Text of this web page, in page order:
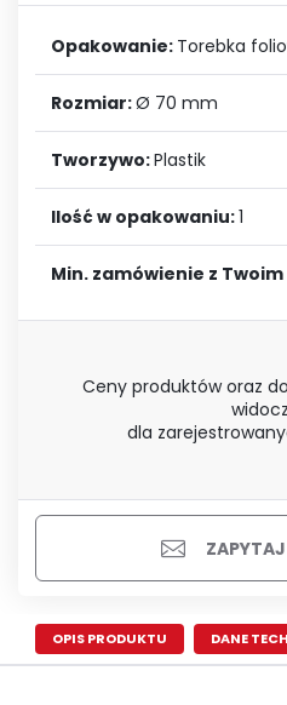
Opakowanie: Torebka
Rozmiar:Ø 70 mm
Tworzywo:Plastik
Ilość w opakowaniu:1
Min. zamówienie z
Ceny produktów oraz
dla
OPIS PRODUKTU DANE